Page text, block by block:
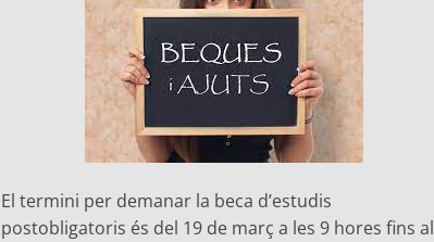
El termini per demanar la beca d’estudis
postobligatoris és del 19 de març a les 9 hores fins al